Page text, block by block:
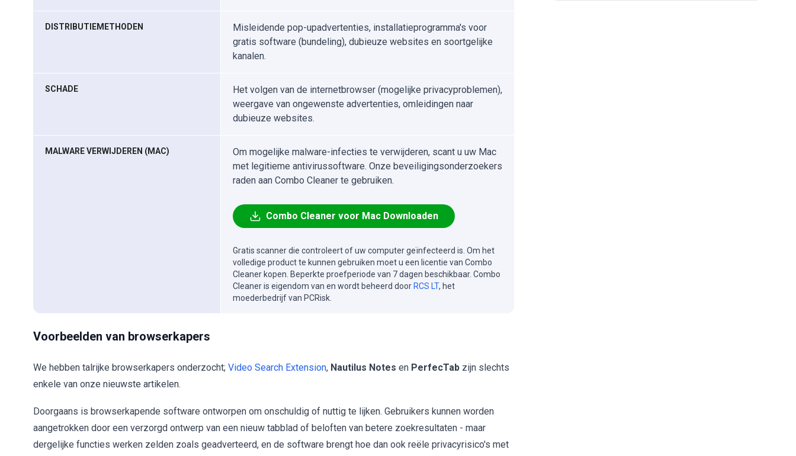
DISTRIBUTIEMETHODEN
Misleidende pop-upadvertenties, installatieprogramma's voor
gratis software (bundeling), dubieuze websites en soortgelijke
kanalen.
SCHADE
Het volgen van de internetbrowser (mogelijke privacyproblemen),
weergave van ongewenste advertenties, omleidingen naar
dubieuze websites.
MALWARE VERWIJDEREN (MAC)
Om mogelijke malware-infecties te verwijderen, scant u uw Mac
met legitieme antivirussoftware. Onze beveiligingsonderzoekers
raden aan Combo Cleaner te gebruiken.
Combo Cleaner voor Mac Downloaden
Gratis scanner die controleert of uw computer geïnfecteerd is. Om het
volledige product te kunnen gebruiken moet u een licentie van Combo
Cleaner kopen. Beperkte proefperiode van 7 dagen beschikbaar. Combo
Cleaner is eigendom van en wordt beheerd door RCS LT, het
moederbedrijf van PCRisk.
Voorbeelden van browserkapers
We hebben talrijke browserkapers onderzocht; Video Search Extension, Nautilus Notes en PerfecTab zijn slechts
enkele van onze nieuwste artikelen.
Doorgaans is browserkapende software ontworpen om onschuldig of nuttig te lijken. Gebruikers kunnen worden
aangetrokken door een verzorgd ontwerp van een nieuw tabblad of beloften van betere zoekresultaten - maar
dergelijke functies werken zelden zoals geadverteerd, en de software brengt hoe dan ook reële privacyrisico's met